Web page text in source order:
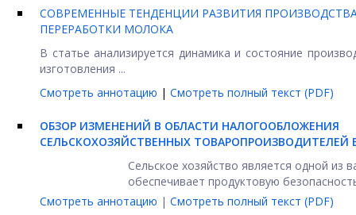
СОВРЕМЕННЫЕ ТЕНДЕНЦИИ РАЗВИТИЯ
ПЕРЕРАБОТКИ МОЛОКА
В статье анализируется динамика и состояние
изготовления ...
Смотреть аннотацию | Смотреть полный текст (PDF)
ОБЗОР ИЗМЕНЕНИЙ В ОБЛАСТИ НАЛОГООБЛОЖЕНИЯ
СЕЛЬСКОХОЗЯЙСТВЕННЫХ ТОВАРОПРОИЗВОДИТЕЛЕЙ
Сельское хозяйство является одной из
обеспечивает продуктовую
Смотреть аннотацию | Смотреть полный текст (PDF)